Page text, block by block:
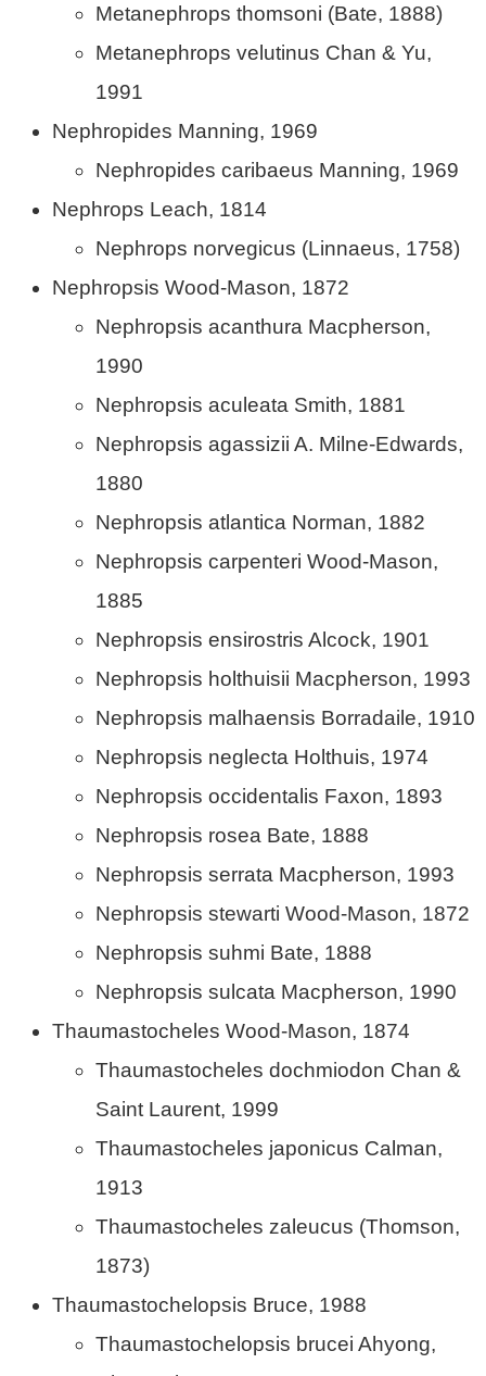
Metanephrops thomsoni (Bate, 1888)
Metanephrops velutinus Chan & Yu,
1991
Nephropides Manning, 1969
Nephropides caribaeus Manning, 1969
Nephrops Leach, 1814
Nephrops norvegicus (Linnaeus, 1758)
Nephropsis Wood-Mason, 1872
Nephropsis acanthura Macpherson,
1990
Nephropsis aculeata Smith, 1881
Nephropsis agassizii A. Milne-Edwards,
1880
Nephropsis atlantica Norman, 1882
Nephropsis carpenteri Wood-Mason,
1885
Nephropsis ensirostris Alcock, 1901
Nephropsis holthuisii Macpherson, 1993
Nephropsis malhaensis Borradaile, 1910
Nephropsis neglecta Holthuis, 1974
Nephropsis occidentalis Faxon, 1893
Nephropsis rosea Bate, 1888
Nephropsis serrata Macpherson, 1993
Nephropsis stewarti Wood-Mason, 1872
Nephropsis suhmi Bate, 1888
Nephropsis sulcata Macpherson, 1990
Thaumastocheles Wood-Mason, 1874
Thaumastocheles dochmiodon Chan &
Saint Laurent, 1999
Thaumastocheles japonicus Calman,
1913
Thaumastocheles zaleucus (Thomson,
1873)
Thaumastochelopsis Bruce, 1988
Thaumastochelopsis brucei Ahyong,